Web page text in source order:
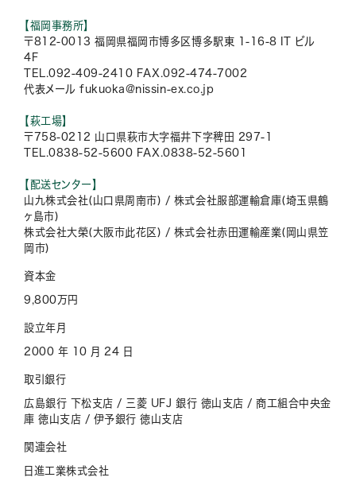
【福岡事務所】
〒812-0013 福岡県福岡市博多区博多駅東 1-16-8 IT ビル
4F
TEL.092-409-2410 FAX.092-474-7002
代表メール fukuoka@nissin-ex.co.jp
【萩工場】
〒758-0212 山口県萩市大字福井下字稗田 297-1
TEL.0838-52-5600 FAX.0838-52-5601
【配送センター】
山九株式会社(山口県周南市) / 株式会社服部運輸倉庫(埼玉県鶴
ヶ島市)
株式会社大榮(大阪市此花区) / 株式会社赤田運輸産業(岡山県笠
岡市)
資本金
9,800万円
設立年月
2000 年 10 月 24 日
取引銀行
広島銀行 下松支店 / 三菱 UFJ 銀行 徳山支店 / 商工組合中央金
庫 徳山支店 / 伊予銀行 徳山支店
関連会社
日進工業株式会社